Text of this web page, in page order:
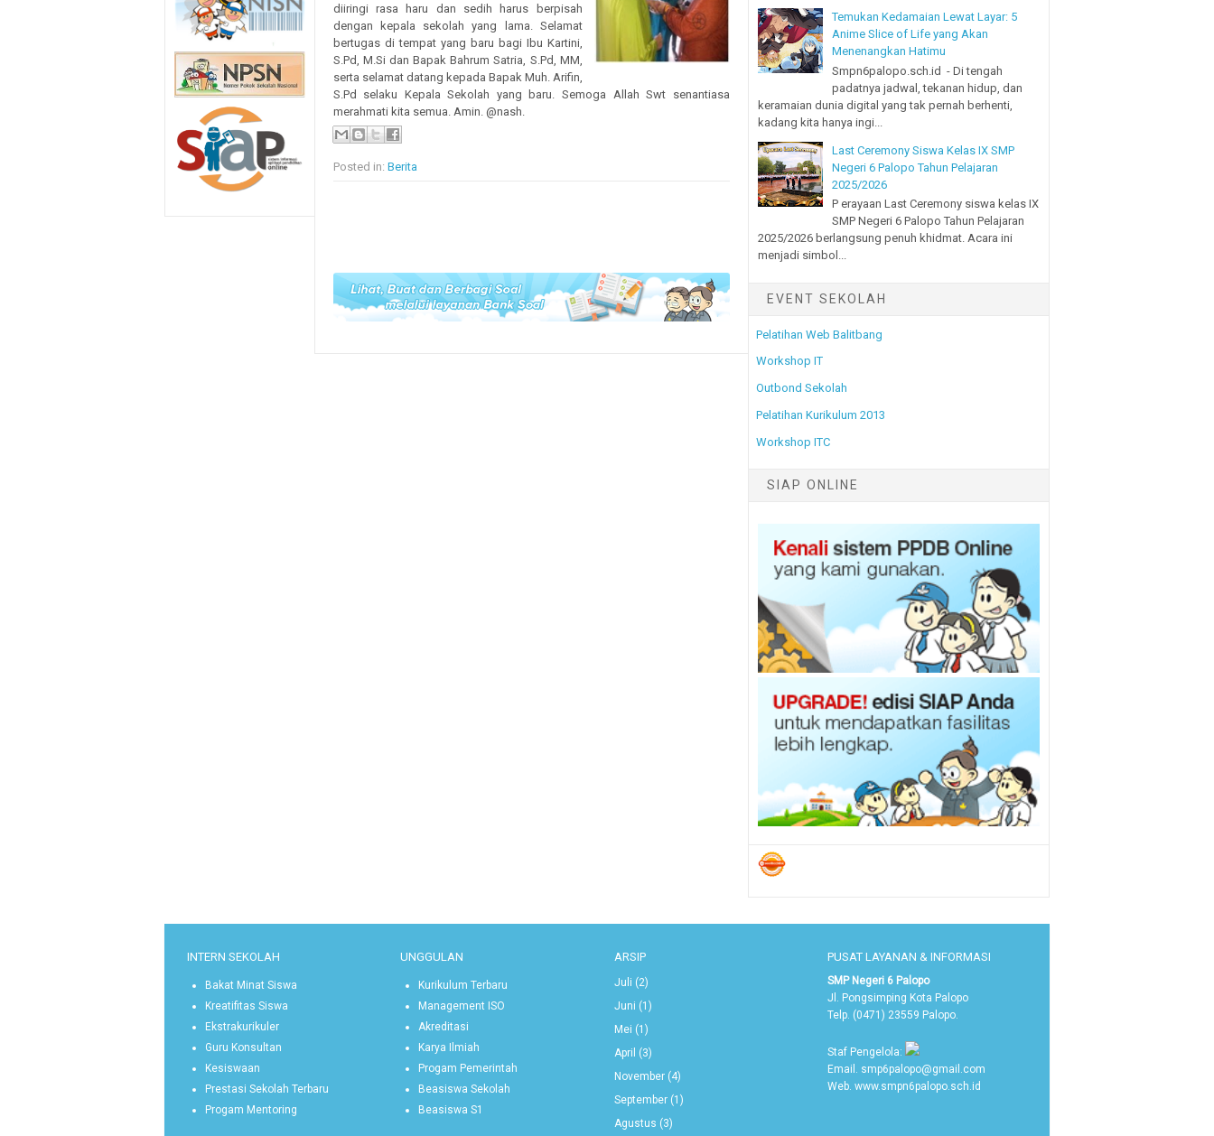
diiringi rasa haru dan sedih harus berpisah
dengan kepala sekolah yang lama. Selamat
bertugas di tempat yang baru bagi Ibu Kartini,
S.Pd, M.Si dan Bapak Bahrum Satria, S.Pd, MM,
serta selamat datang kepada Bapak Muh. Arifin,
S.Pd selaku Kepala Sekolah yang baru. Semoga Allah Swt senantiasa
merahmati kita semua. Amin. @nash.
Posted in: Berita
Temukan Kedamaian Lewat Layar: 5
Anime Slice of Life yang Akan
Menenangkan Hatimu
Smpn6palopo.sch.id - Di tengah
padatnya jadwal, tekanan hidup, dan
keramaian dunia digital yang tak pernah berhenti,
kadang kita hanya ingi...
Last Ceremony Siswa Kelas IX SMP
Negeri 6 Palopo Tahun Pelajaran
2025/2026
P erayaan Last Ceremony siswa kelas IX
SMP Negeri 6 Palopo Tahun Pelajaran
2025/2026 berlangsung penuh khidmat. Acara ini
menjadi simbol...
EVENT SEKOLAH
Pelatihan Web Balitbang
Workshop IT
Outbond Sekolah
Pelatihan Kurikulum 2013
Workshop ITC
SIAP ONLINE
INTERN SEKOLAH
Bakat Minat Siswa
Kreatifitas Siswa
Ekstrakurikuler
Guru Konsultan
Kesiswaan
Prestasi Sekolah Terbaru
Progam Mentoring
UNGGULAN
Kurikulum Terbaru
Management ISO
Akreditasi
Karya Ilmiah
Progam Pemerintah
Beasiswa Sekolah
Beasiswa S1
ARSIP
Juli (2)
Juni (1)
Mei (1)
April (3)
November(4)
September(1)
Agustus (3)
PUSAT LAYANAN & INFORMASI
SMP Negeri 6 Palopo
Jl. Pongsimping Kota Palopo
Telp. (0471) 23559 Palopo.
Staf Pengelola:
Email. smp6palopo@gmail.com
Web. www.smpn6palopo.sch.id